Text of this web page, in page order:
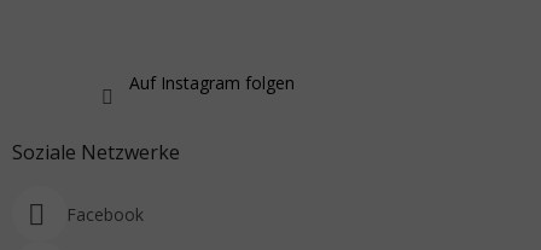
Auf Instagram folgen
Soziale Netzwerke
Facebook